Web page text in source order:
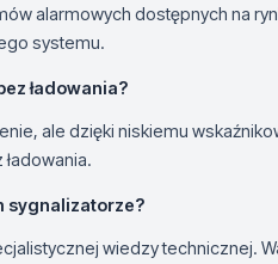
alarmowych dostępnych na
systemu.
ładowania?
ale dzięki niskiemu
sygnalizatorze?
wiedzy technicznej.